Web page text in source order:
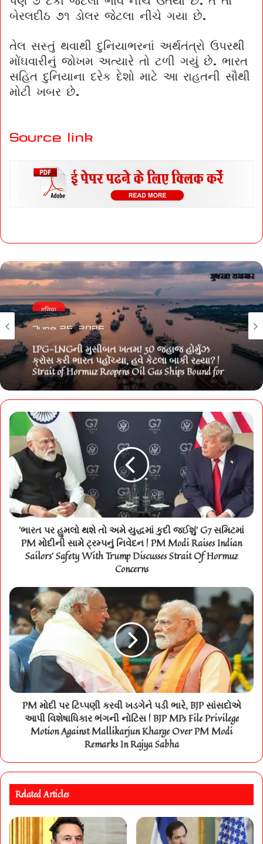
બેરલદીઠ ૭૧ ડોલર જેટલા નીચે ગયા છે.
તેલ સસ્તું થવાથી દુનિયાભરનાં અર્થતંત્રો ઉપરથી
મોંઘવારીનું જોખમ અત્યારે તો ટળી ગયું છે. ભારત
સહિત દુનિયાના દરેક દેશો માટે આ રાહતની સૌથી
મોટી ખબર છે.
Source link
दुनिया
June 25, 2026
LPG-LNGની મુસીબત ખતમ! 30 જહાજ હોર્મુઝ
ક્રોસ કરી ભારત પહોંચ્યા, હવે કેટલા બાકી રહ્યા? |
Strait of Hormuz Reopens Oil Gas Ships Bound for
India Resume Transit After US Iran Truce
‘ભારત પર હુમલો થશે તો અમે યુદ્ધમાં કુદી જઈશું’ G7 સમિટમાં
PM મોદીની સામે ટ્રમ્પનું નિવેદન | PM Modi Raises Indian
Sailors' Safety With Trump Discusses Strait Of Hormuz
Concerns
PM મોદી પર ટિપ્પણી કરવી ખડગેને પડી ભારે, BJP સાંસદોએ
આપી વિશેષાધિકાર ભંગની નોટિસ | BJP MPs File Privilege
Motion Against Mallikarjun Kharge Over PM Modi
Remarks In Rajya Sabha
Related Articles